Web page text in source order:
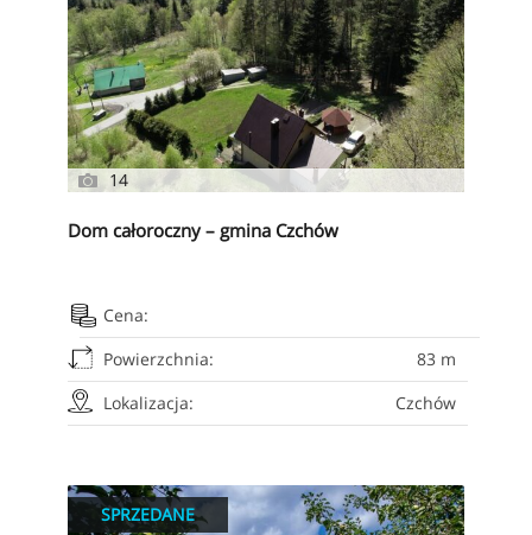
14
Dom całoroczny – gmina Czchów
Cena:
Powierzchnia:
83 m
Lokalizacja:
Czchów
SPRZEDANE